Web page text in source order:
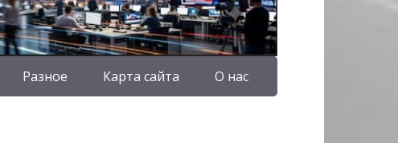
Разное Карта сайта О нас